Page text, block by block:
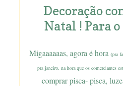
Decoração
Natal ! Para o
Migaaaaaas, agora é hora (pra
pra janeiro, na hora que os comerciantes
comprar pisca- pisca,